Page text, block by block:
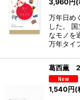
3,960 円(
万年日め
した。
なモノを
万年タイ
葛西薫
1,540円(